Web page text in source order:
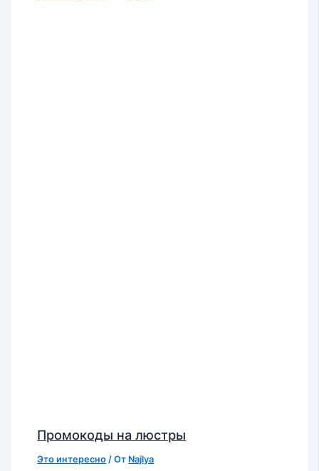
Промокоды на люстры
Это интересно / От Najlya